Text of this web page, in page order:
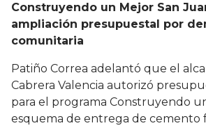
Construyendo un Mejor San
ampliación presupuestal por
comunitaria
Patiño Correa adelantó que el
Cabrera Valencia autorizó
para el programa Construyendo
esquema de entrega de cemento